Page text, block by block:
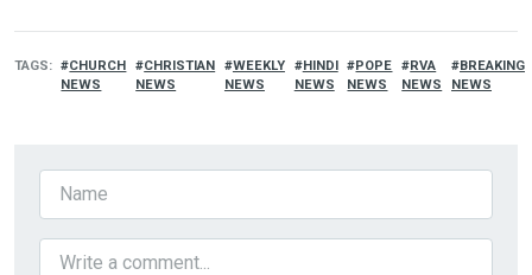
TAGS
CHURCH
NEWS
CHRISTIAN
NEWS
WEEKLY
NEWS
HINDI
NEWS
POPE
NEWS
RVA
NEWS
BREAKING
NEWS